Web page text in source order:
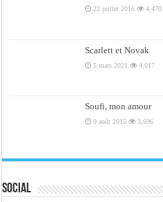
22 juillet 2016 4,470
Scarlett et Novak
5 mars 2021 4,017
Soufi, mon amour
9 août 2015 3,696
Social